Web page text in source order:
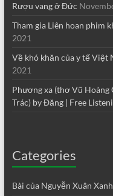
Rượu vang ở Đức
Tham gia Liên hoan phim
2021
Về khó khăn của y tế Việt
2021
Phương xa (thơ Vũ
Trác) by Đăng | Free
Categories
Bài của Nguyễn Xuân